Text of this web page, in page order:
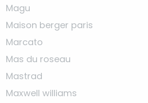
Magu
Maison berger paris
Marcato
Mas du roseau
Mastrad
Maxwell williams